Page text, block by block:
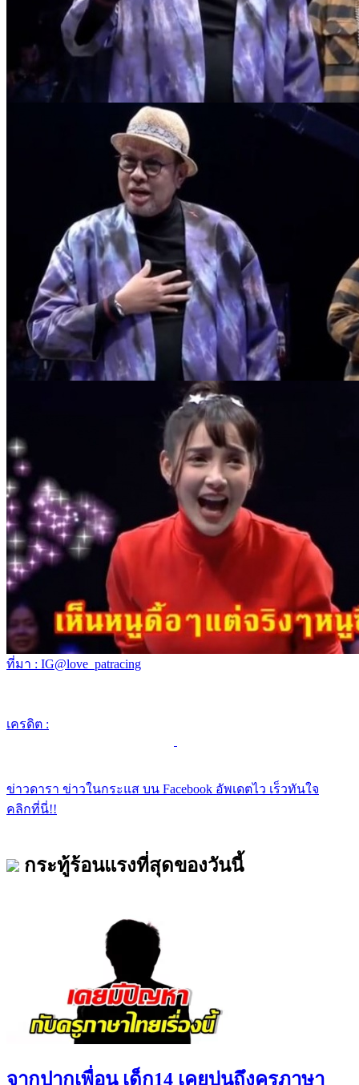
ที่มา : IG@love_patracing
เครดิต :
ข่าวดารา ข่าวในกระแส บน Facebook อัพเดตไว เร็วทันใจ
คลิกที่นี่!!
กระทู้ร้อนแรงที่สุดของวันนี้
จากปากเพื่อน เด็ก14 เคยบ่นถึงครูภาษา